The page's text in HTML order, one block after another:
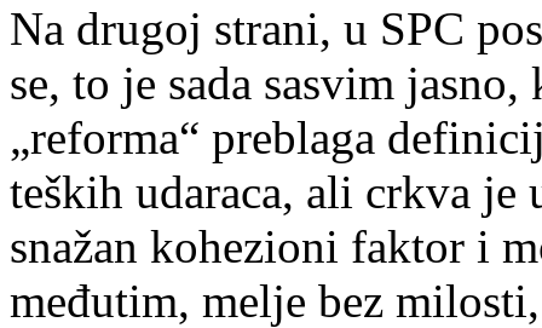
Na drugoj strani, u SPC
se, to je sada sasvim
„reforma“ preblaga
teških udaraca, ali crkva je
snažan kohezioni faktor i
međutim, melje bez